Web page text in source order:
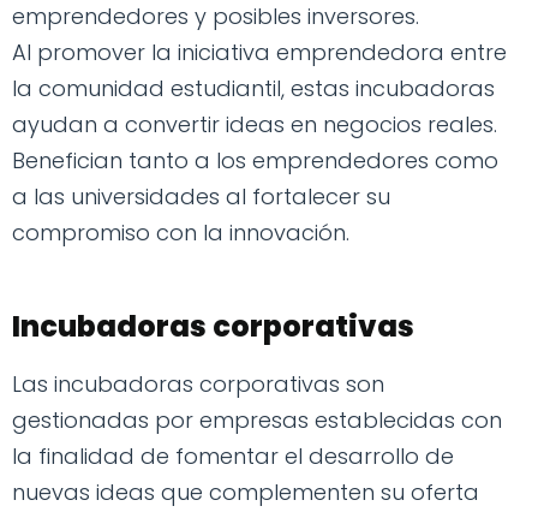
emprendedores y posibles inversores.
Al promover la iniciativa emprendedora entre
la comunidad estudiantil, estas incubadoras
ayudan a convertir ideas en negocios reales.
Benefician tanto a los emprendedores como
a las universidades al fortalecer su
compromiso con la innovación.
Incubadoras corporativas
Las incubadoras corporativas son
gestionadas por empresas establecidas con
la finalidad de fomentar el desarrollo de
nuevas ideas que complementen su oferta